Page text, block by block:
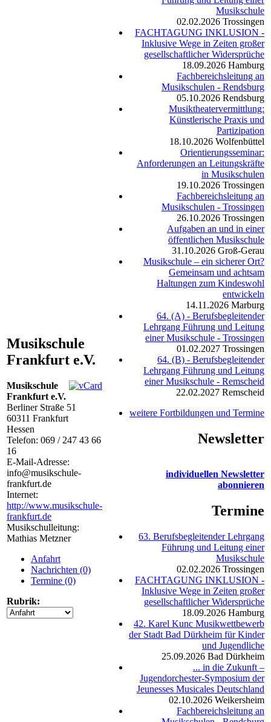
Musikschule
Frankfurt e.V.
Musikschule
Frankfurt e.V.
Berliner Straße 51
60311 Frankfurt
Hessen
Telefon: 069 / 247 43 66
16
E-Mail-Adresse:
info@musikschule-
frankfurt.de
Internet:
http://www.musikschule-
frankfurt.de
Musikschulleitung:
Mathias Metzner
Anfahrt
Nachrichten (0)
Termine (0)
Rubrik:
Musikschule
02.02.2026 Trossingen
FACHTAGUNG INKLUSION -
Inklusive Wege in Zeiten großer
gesellschaftlicher Widersprüche
18.09.2026 Hamburg
Fachbereichsleitung an
Musikschulen - Rendsburg
05.10.2026 Rendsburg
Musiktheatervermittlung:
Künstlerische Praxis und
Partizipation
18.10.2026 Wolfenbüttel
Orientierungsseminar:
Anforderungen an Leitungskräfte
in Musikschulen
19.10.2026 Trossingen
Fachbereichsleitung an
Musikschulen - Trossingen
26.10.2026 Trossingen
Aufgaben an und in einer
öffentlichen Musikschule
31.10.2026 Groß-Gerau
Musikschule – ein sicherer Ort?
Gemeinsam und achtsam
Haltungen zum Kindeswohl
entwickeln
14.11.2026 Marburg
64. (A) - Berufsbegleitender
Lehrgang Führung und Leitung
einer Musikschule - Trossingen
01.02.2027 Trossingen
64. (B) - Berufsbegleitender
Lehrgang Führung und Leitung
einer Musikschule - Remscheid
22.02.2027 Remscheid
weitere Fortbildungen und Termine
Newsletter
individuellen Newsletter
abonnieren
Termine
63. Berufsbegleitender Lehrgang
Führung und Leitung einer
Musikschule
02.02.2026 Trossingen
FACHTAGUNG INKLUSION -
Inklusive Wege in Zeiten großer
gesellschaftlicher Widersprüche
18.09.2026 Hamburg
42. Karel Kunc Musikwettbewerb
der Stadt Bad Dürkheim für Kinder
und Jugendliche
25.09.2026 Bad Dürkheim
... in die Zukunft –
Jugendorchester-Symposium der
Jeunesses Musicales Deutschland
02.10.2026 Weikersheim
Fachbereichsleitung an